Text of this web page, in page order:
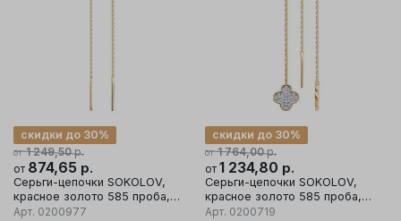
от 1 249,50р.
скидки до 30%
от 874,65 р.
Серьги-цепочки SOKOLOV,
красное золото 585 проба,
вставка фианит
Арт. 0200977
от 1 764,00р.
скидки до 30%
от 1 234,80 р.
Серьги-цепочки SOKOLOV,
красное золото 585 проба,
вставка фианит
Арт. 0200719